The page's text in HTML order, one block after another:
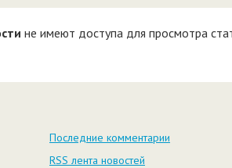
не имеют доступа для просмотра
Последние комментарии
RSS лента новостей